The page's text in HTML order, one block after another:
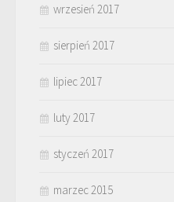
wrzesień 2017
sierpień 2017
lipiec 2017
luty 2017
styczeń 2017
marzec 2015